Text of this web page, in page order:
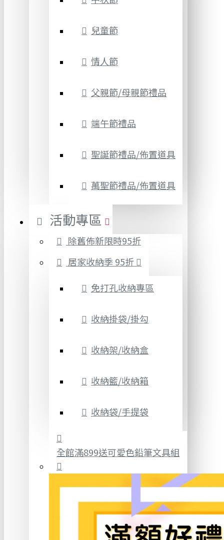
兒童節
情人節
父親節/母親節禮品
端午節禮品
聖誕節禮品/佈置道具
萬聖節禮品/佈置道具
活動專區
除舊佈新限時95折
居家收納季 95折
免打孔收納專區
收納掛袋/掛勾
收納架/收納盒
收納籃/收納箱
收納袋/手提袋
全館滿899送可愛色鉛筆文具組